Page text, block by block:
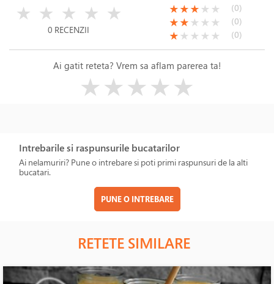
★ ★ ★ ★ ★
0 RECENZII
(*)
★(*)
★(*)
★( )
★ ( )
★ (0)
(*)
★(*)
★( )
★ ( )
★ ( )
★ (0)
(*)
★( )
★ ( )
★ ( )
★ ( )
★ (0)
Ai gatit reteta? Vrem sa aflam parerea ta!
★★★★★
Intrebarile si raspunsurile bucatarilor
Ai nelamuriri? Pune o intrebare si poti primi raspunsuri de la alti
bucatari.
PUNE O INTREBARE
RETETE SIMILARE